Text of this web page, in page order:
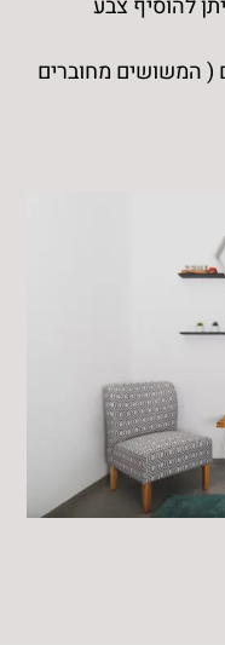
להוסיף צבע
( המשושים מחוברים